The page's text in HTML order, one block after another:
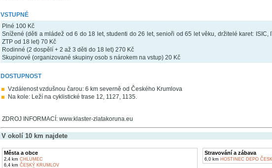
VSTUPNÉ
Plné 100 Kč
Snížené (děti a mládež od 6 do 18 let, studenti do 26 let, senioři od 65 let věku, držitelé karet: ISIC,
ZTP od 18 let) 70 Kč
Rodinné (2 dospělí + 2 až 3 děti do 18 let) 270 Kč
Skupinové (organizované skupiny osob s nárokem na vstup) 20 Kč
DOSTUPNOST
Vzdálenost vzdušnou čarou: 6 km severně od Českého Krumlova
Na kole: Leží na cyklistické trase 12, 1127, 1135.
ZDROJ INFORMACÍ: www.klaster-zlatakoruna.eu
V okolí 10 km najdete
Města a obce
2,4 km CHLUMEC
6,4 km ČESKÝ KRUMLOV
Stravování a zábava
6,0 km HOSTINEC DEPO